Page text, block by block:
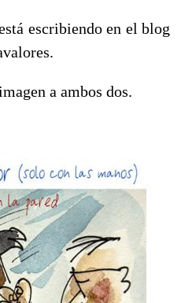
escribiendo en el blog
a ambos dos.